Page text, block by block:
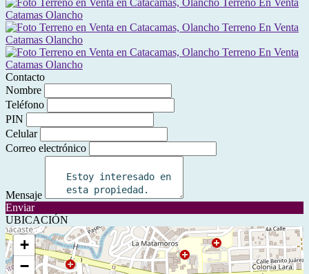
Contacto
Nombre
Teléfono
PIN
Celular
Correo electrónico
Mensaje
Enviar
UBICACIÓN
+
−